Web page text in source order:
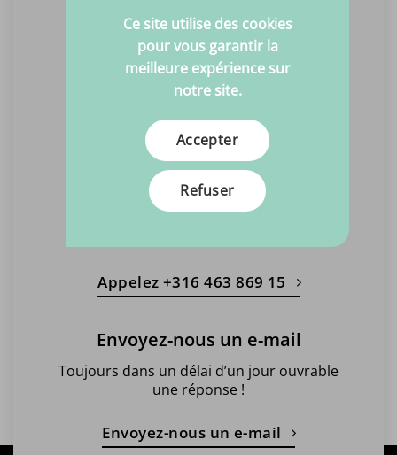
10:00 - 17:00
Fermé le mardi
Prendre rendez-vous
Appelez-nous
Des conseils simples et rapides
Du lundi au vendredi
Appelez +316 463 869 15
Envoyez-nous un e-mail
Toujours dans un délai d’un jour ouvrable
une réponse !
Envoyez-nous un e-mail
Ce site utilise des cookies
pour vous garantir la
meilleure expérience sur
notre site.
Accepter
Refuser